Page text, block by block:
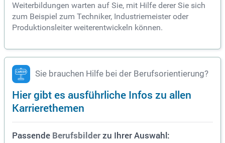
Weiterbildungen warten auf Sie, mit Hilfe derer Sie sich
zum Beispiel zum Techniker, Industriemeister oder
Produktionsleiter weiterentwickeln können.
Sie brauchen Hilfe bei der Berufsorientierung?
Hier gibt es ausführliche Infos zu allen
Karrierethemen
Passende Berufsbilder zu Ihrer Auswahl: